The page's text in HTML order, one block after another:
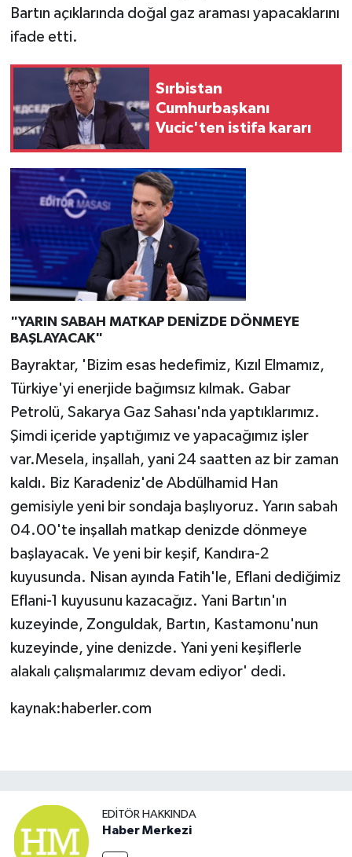
Bartın açıklarında doğal gaz araması yapacaklarını
ifade etti.
Sırbistan
Cumhurbaşkanı
Vucic'ten istifa kararı
"YARIN SABAH MATKAP DENİZDE DÖNMEYE
BAŞLAYACAK"
Bayraktar, 'Bizim esas hedefimiz, Kızıl Elmamız,
Türkiye'yi enerjide bağımsız kılmak. Gabar
Petrolü, Sakarya Gaz Sahası'nda yaptıklarımız.
Şimdi içeride yaptığımız ve yapacağımız işler
var.Mesela, inşallah, yani 24 saatten az bir zaman
kaldı. Biz Karadeniz'de Abdülhamid Han
gemisiyle yeni bir sondaja başlıyoruz. Yarın sabah
04.00'te inşallah matkap denizde dönmeye
başlayacak. Ve yeni bir keşif, Kandıra-2
kuyusunda. Nisan ayında Fatih'le, Eflani dediğimiz
Eflani-1 kuyusunu kazacağız. Yani Bartın'ın
kuzeyinde, Zonguldak, Bartın, Kastamonu'nun
kuzeyinde, yine denizde. Yani yeni keşiflerle
alakalı çalışmalarımız devam ediyor' dedi.
kaynak:haberler.com
EDITÖR HAKKINDA
Haber Merkezi